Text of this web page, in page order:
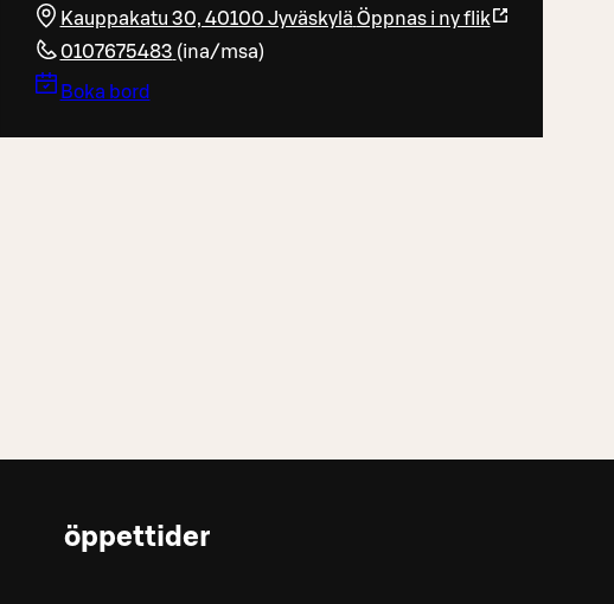
Kauppakatu 30, 40100 Jyväskylä Öppnas i ny flik
0107675483 (ina/msa)
Boka bord
öppettider